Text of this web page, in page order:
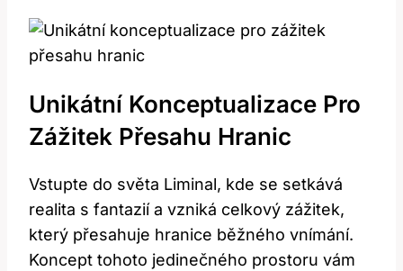
Unikátní Konceptualizace Pro
Zážitek Přesahu Hranic
Vstupte do světa Liminal, kde se setkává
realita s⁢ fantazií a vzniká celkový zážitek,
který přesahuje hranice běžného vnímání.
Koncept tohoto jedinečného prostoru‍ vám